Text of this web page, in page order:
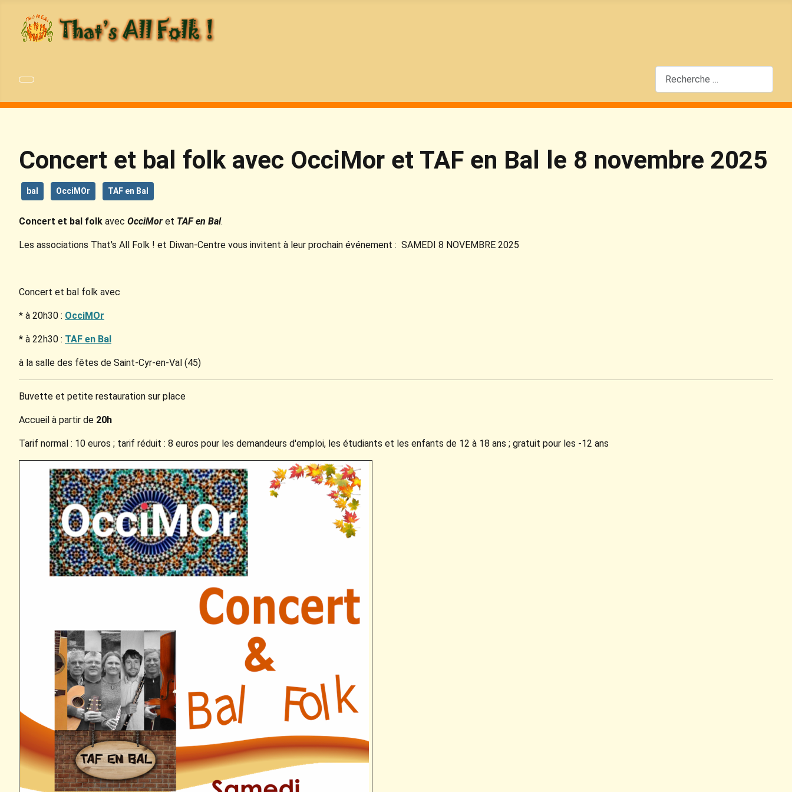
Concert et bal folk avec OcciMor et TAF en Bal le 8 novembre 2025
bal OcciMOr TAF en Bal
Concert et bal folk avec OcciMor et TAF en Bal.
Les associations That's All Folk ! et Diwan-Centre vous invitent à leur prochain événement : SAMEDI 8 NOVEMBRE 2025
Concert et bal folk avec
* à 20h30 : OcciMOr
* à 22h30 : TAF en Bal
à la salle des fêtes de Saint-Cyr-en-Val (45)
Buvette et petite restauration sur place
Accueil à partir de 20h
Tarif normal : 10 euros ; tarif réduit : 8 euros pour les demandeurs d'emploi, les étudiants et les enfants de 12 à 18 ans ; gratuit pour les -12 ans